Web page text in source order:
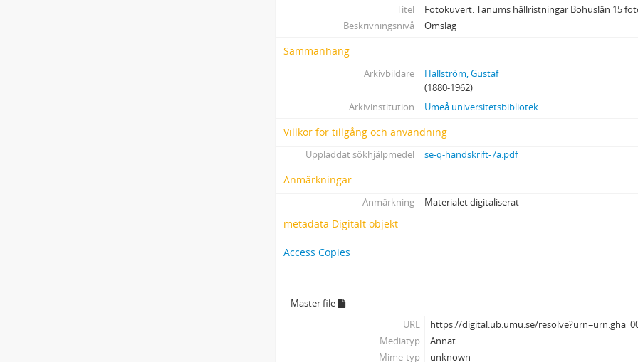
Titel
Fotokuvert: Tanums hällristningar Bohuslän 15
Beskrivningsnivå
Omslag
Sammanhang
Arkivbildare
Hallström, Gustaf
(1880-1962)
Arkivinstitution
Umeå universitetsbibliotek
Villkor för tillgång och användning
Uppladdat sökhjälpmedel se-q-handskrift-7a.pdf
Anmärkningar
Anmärkning Materialet digitaliserat
metadata Digitalt objekt
Access Copies
Master file
URL
https://digital.ub.umu.se/
Mediatyp
Annat
Mime-typ
unknown